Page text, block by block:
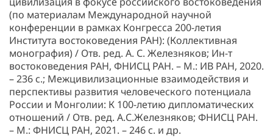
(по материалам Международной научной
конференции в рамках Конгресса 200-летия
Института востоковедения РАН): (Коллективная
монография) / Отв. ред. А. С. Железняков; Ин-т
востоковедения РАН, ФНИСЦ РАН. – М.: ИВ РАН, 2020.
– 236 с.; Межцивилизационные взаимодействия и
перспективы развития человеческого потенциала
России и Монголии: К 100-летию дипломатических
отношений / Отв. ред. А.С.Железняков; ФНИСЦ РАН.
– М.: ФНИСЦ РАН, 2021. – 246 с. и др.